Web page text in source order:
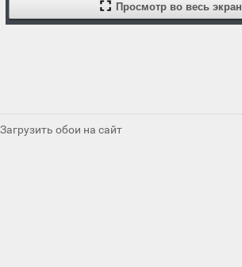
Просмотр во весь экран
Загрузить обои на сайт